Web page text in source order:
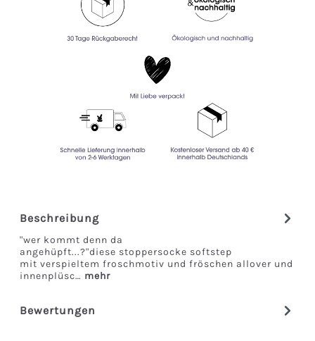
Beschreibung
"wer kommt denn da
angehüpft...?"diese stoppersocke softstep
mit verspieltem froschmotiv und fröschen allover und
innenplüsc… mehr
Bewertungen